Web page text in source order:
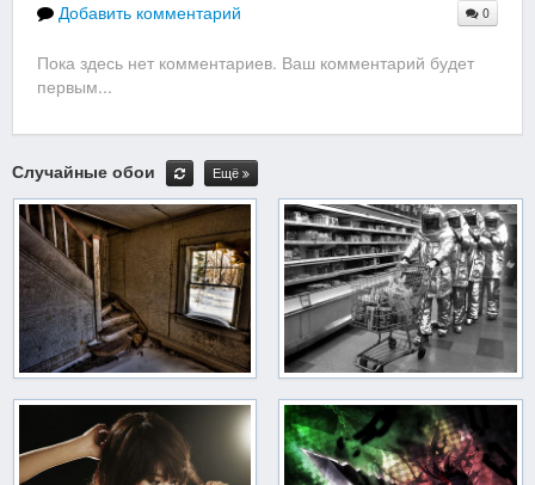
Добавить комментарий 0
Пока здесь нет комментариев. Ваш комментарий будет
первым...
Случайные обои Ещё